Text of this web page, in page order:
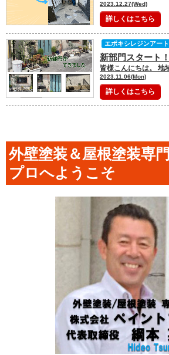
2023.12.27(Wed)
詳しくはこちら
新部門スタート！
2023.11.06(Mon)
詳しくはこちら
エポキシレジンアート
外壁塗装＆屋根塗装専
プロへようこそ